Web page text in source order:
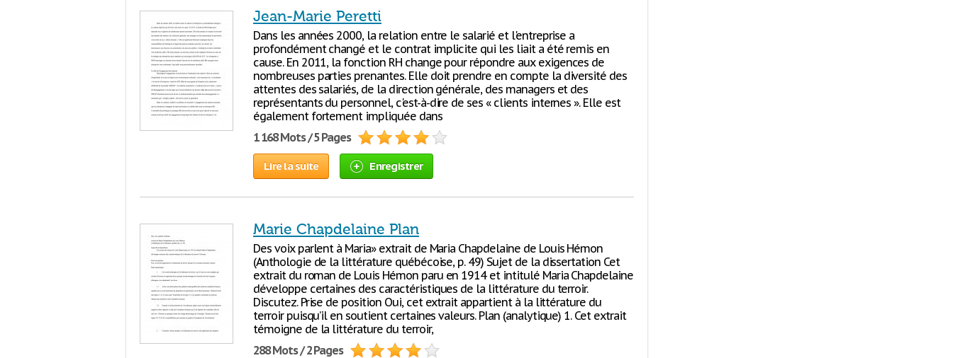
Jean-Marie Peretti
Dans les années 2000, la relation entre le salarié et l'entreprise a
profondément changé et le contrat implicite qui les liait a été remis en
cause. En 2011, la fonction RH change pour répondre aux exigences de
nombreuses parties prenantes. Elle doit prendre en compte la diversité des
attentes des salariés, de la direction générale, des managers et des
représentants du personnel, c'est-à-dire de ses « clients internes ». Elle est
également fortement impliquée dans
1 168 Mots / 5 Pages
Lire la suite Enregistrer
Marie Chapdelaine Plan
Des voix parlent à Maria» extrait de Maria Chapdelaine de Louis Hémon
(Anthologie de la littérature québécoise, p. 49) Sujet de la dissertation Cet
extrait du roman de Louis Hémon paru en 1914 et intitulé Maria Chapdelaine
développe certaines des caractéristiques de la littérature du terroir.
Discutez. Prise de position Oui, cet extrait appartient à la littérature du
terroir puisqu’il en soutient certaines valeurs. Plan (analytique) 1. Cet extrait
témoigne de la littérature du terroir,
288 Mots / 2 Pages